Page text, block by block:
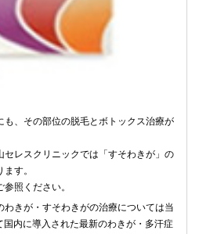
も、その部位の脱毛とボトックス治療が
セレスクリニックでは「すそわきが」の
す。
参照ください。
わきが・すそわきがの治療については当
内に導入された最新のわきが・多汗症